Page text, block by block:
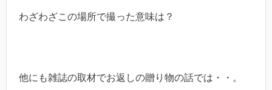
わざわざこの場所で撮った意味は？
他にも雑誌の取材でお返しの贈り物の話では・・。